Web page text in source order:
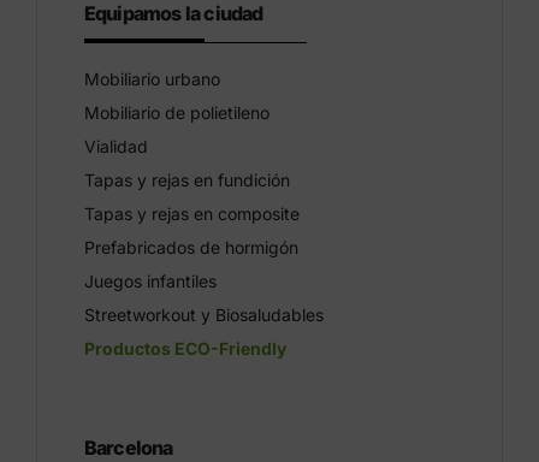
Equipamos la ciudad
Mobiliario urbano
Mobiliario de polietileno
Vialidad
Tapas y rejas en fundición
Tapas y rejas en composite
Prefabricados de hormigón
Juegos infantiles
Streetworkout y Biosaludables
Productos ECO-Friendly
Barcelona